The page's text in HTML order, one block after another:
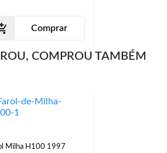
Comprar
COMPROU TAMBÉM
Milha H100 1997